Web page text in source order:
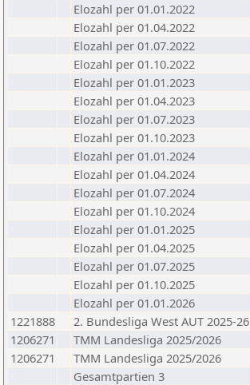
Elozahl per 01.01.2022
Elozahl per 01.04.2022
Elozahl per 01.07.2022
Elozahl per 01.10.2022
Elozahl per 01.01.2023
Elozahl per 01.04.2023
Elozahl per 01.07.2023
Elozahl per 01.10.2023
Elozahl per 01.01.2024
Elozahl per 01.04.2024
Elozahl per 01.07.2024
Elozahl per 01.10.2024
Elozahl per 01.01.2025
Elozahl per 01.04.2025
Elozahl per 01.07.2025
Elozahl per 01.10.2025
Elozahl per 01.01.2026
1221888
2. Bundesliga West AUT 2025-26
1206271
TMM Landesliga 2025/2026
1206271
TMM Landesliga 2025/2026
Gesamtpartien 3